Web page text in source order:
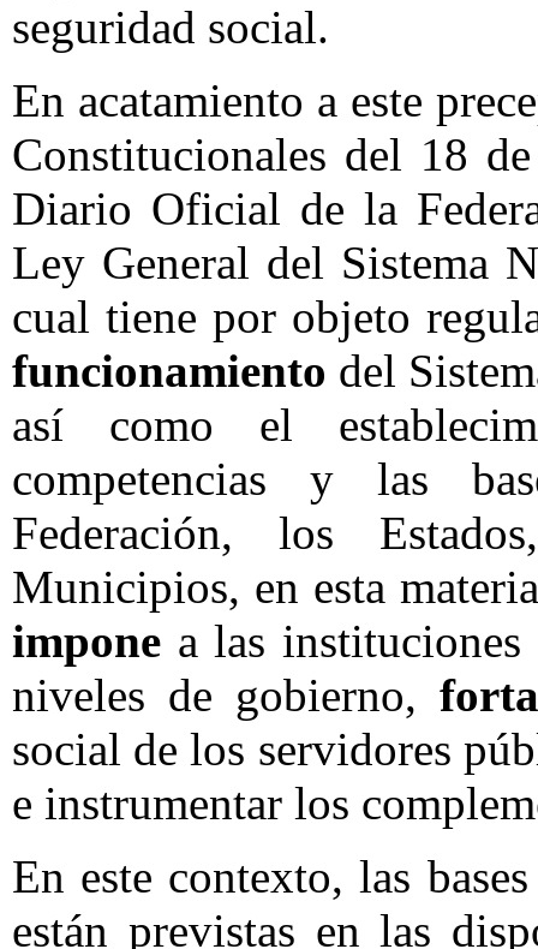
seguridad social.
En acatamiento a este
Constitucionales del 18
Diario Oficial de la
Ley General del Sistema
cual tiene por objeto
funcionamiento del
así como el
competencias y las
Federación, los
Municipios, en esta
impone a las
niveles de gobierno,
social de los servidores
e instrumentar los
En este contexto, las
están previstas en las